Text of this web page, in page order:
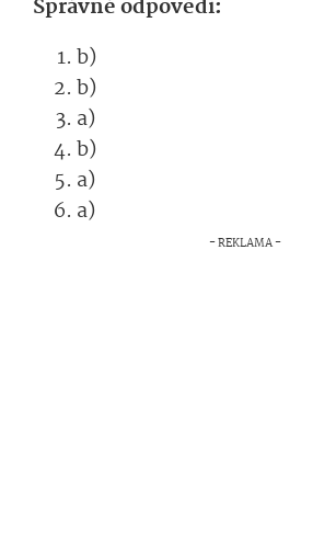
Správné odpovědi:
b)
b)
a)
b)
a)
a)